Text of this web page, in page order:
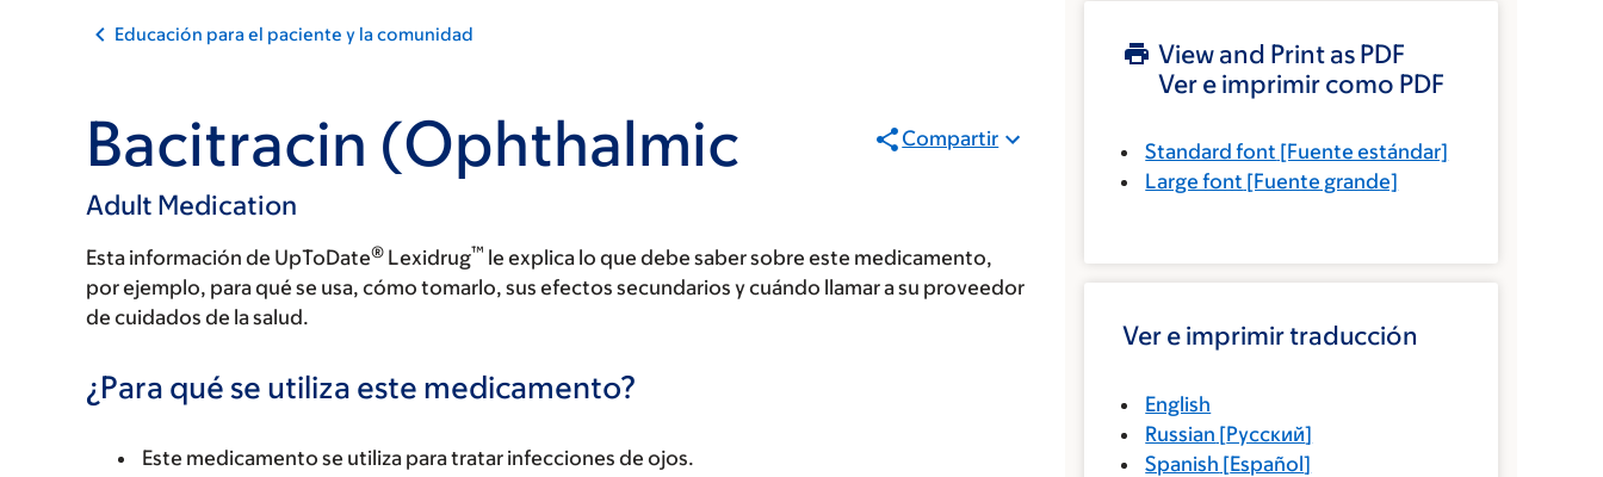
Educación para el paciente y la comunidad
Bacitracin (Ophthalmic
Adult Medication
Compartir
Esta información de UpToDate® Lexidrug™ le explica lo que debe saber sobre este medicamento,
por ejemplo, para qué se usa, cómo tomarlo, sus efectos secundarios y cuándo llamar a su proveedor
de cuidados de la salud.
¿Para qué se utiliza este medicamento?
Este medicamento se utiliza para tratar infecciones de ojos.
View and Print as PDF
Ver e imprimir como PDF
Standard font [Fuente estándar]
Large font [Fuente grande]
Ver e imprimir traducción
English
Russian [Русский]
Spanish [Español]